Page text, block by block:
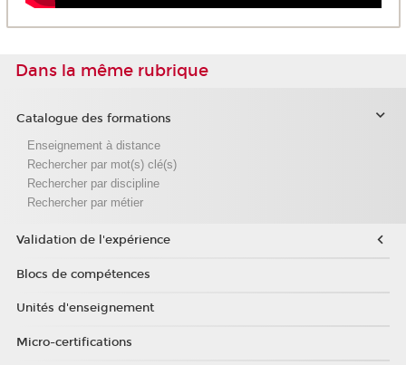
Dans la même rubrique
Catalogue des formations
Enseignement à distance
Rechercher par mot(s) clé(s)
Rechercher par discipline
Rechercher par métier
Validation de l'expérience
Blocs de compétences
Unités d'enseignement
Micro-certifications